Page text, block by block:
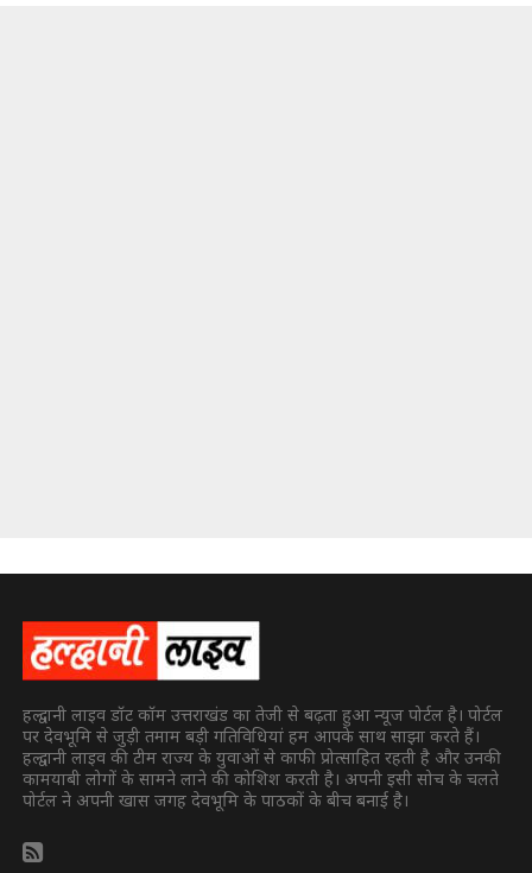
हल्द्वानी लाइव डॉट कॉम उत्तराखंड का तेजी से बढ़ता हुआ न्यूज पोर्टल है। पोर्टल
पर देवभूमि से जुड़ी तमाम बड़ी गतिविधियां हम आपके साथ साझा करते हैं।
हल्द्वानी लाइव की टीम राज्य के युवाओं से काफी प्रोत्साहित रहती है और उनकी
कामयाबी लोगों के सामने लाने की कोशिश करती है। अपनी इसी सोच के चलते
पोर्टल ने अपनी खास जगह देवभूमि के पाठकों के बीच बनाई है।